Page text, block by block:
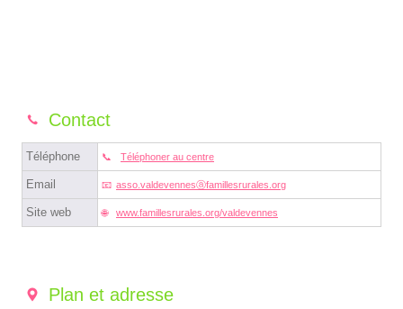
Contact
Téléphone Téléphoner au centre
Email asso.valdevennesⓐfamillesrurales.org
Site web www.famillesrurales.org/valdevennes
Plan et adresse